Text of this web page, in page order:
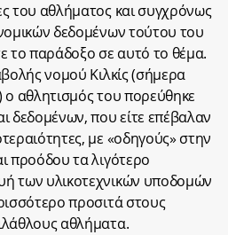
του αθλήματος και συγχρόνως
δεδομένων τούτου του
το παράδοξο σε αυτό το θέμα.
νομού Κιλκίς (σήμερα
ο αθλητισμός του πορεύθηκε
δεδομένων, που είτε επέβαλαν
με «οδηγούς» στην
προόδου τα λιγότερο
των υλικοτεχνικών υποδομών
προσιτά στους
αθλήματα.